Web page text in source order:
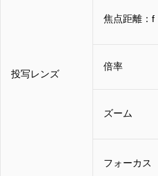
投写レンズ
焦点距離：f
倍率
ズーム
フォーカス